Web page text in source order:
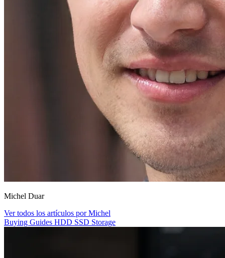
Michel Duar
Ver todos los artículos por Michel
Buying Guides HDD SSD Storage